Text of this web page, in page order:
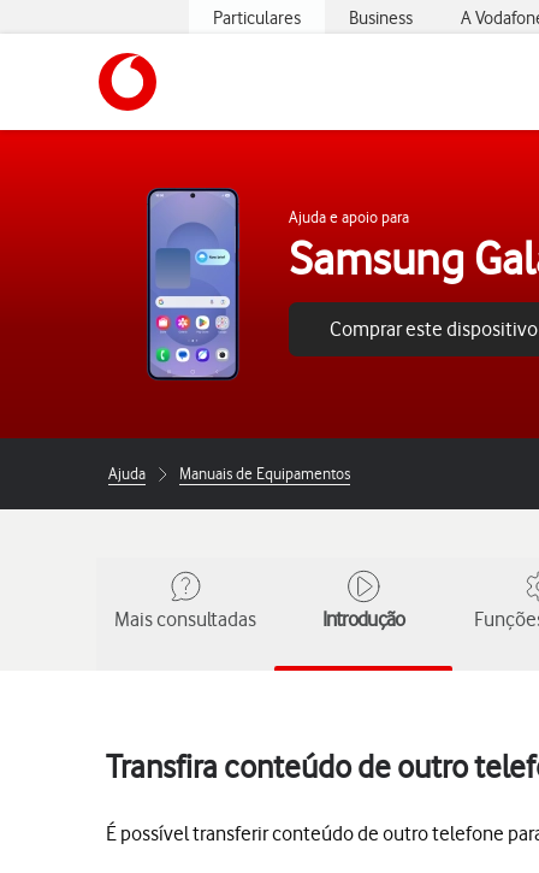
Particulares Business A
Ajuda e apoio para
Samsung
Comprar este dispositivo
Ajuda Manuais de Equipamentos
Mais consultadas Introdução
Transfira conteúdo de outro
É possível transferir conteúdo de outro telefone